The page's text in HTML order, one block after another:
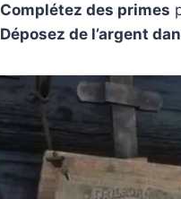
Complétez des primes
Déposez de l’argent